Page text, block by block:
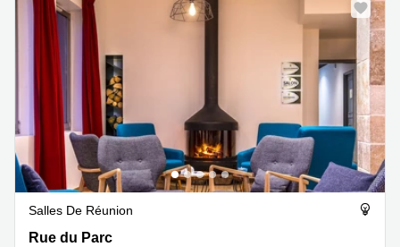
Salles De Réunion
Rue du Parc 4, Pontoise
Rue du Parc